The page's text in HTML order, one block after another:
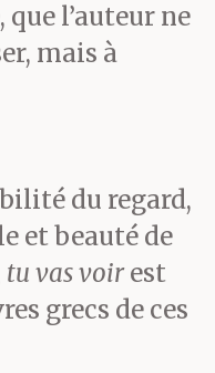
lui
Je ne
que l’auteur ne
mais à
du regard,
et beauté de
tu vas voirest
grecs de ces